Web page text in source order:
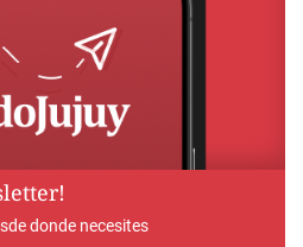
donde necesites